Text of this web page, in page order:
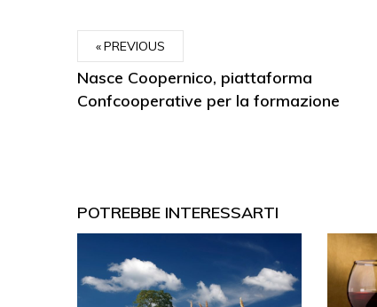
PREVIOUS
Nasce Coopernico, piattaforma
Confcooperative per la formazione
POTREBBE INTERESSARTI